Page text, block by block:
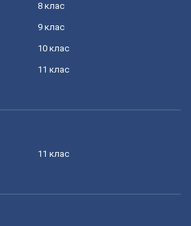
8 клас
9 клас
10 клас
11 клас
11 клас